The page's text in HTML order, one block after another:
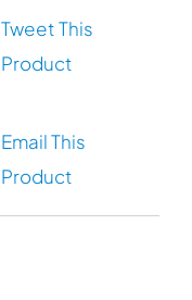
Tweet This
Product
Email This
Product